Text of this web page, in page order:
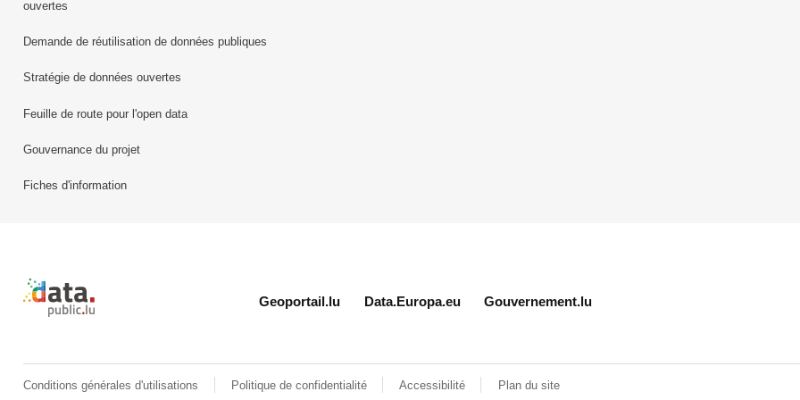
ouvertes
Demande de réutilisation de données publiques
Stratégie de données ouvertes
Feuille de route pour l'open data
Gouvernance du projet
Fiches d'information
Retour à l'accueil de data.public.lu
Geoportail.lu Data.Europa.eu Gouvernement.lu
Conditions générales d'utilisations Politique de confidentialité Accessibilité Plan du site